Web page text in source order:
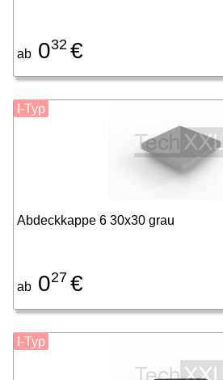
ab 032 €
Abdeckkappe 6 30x30 grau
ab 027 €
I-Typ
I-Typ